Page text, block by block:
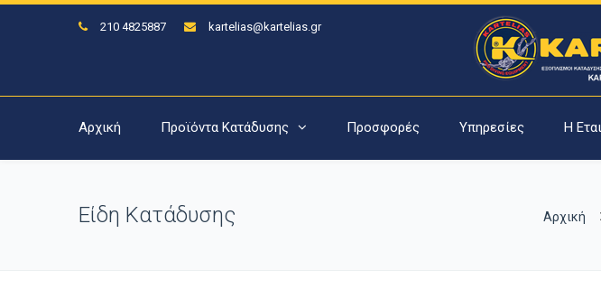
210 4825887 kartelias@kartelias.gr
Αρχική Προϊόντα Κατάδυσης Προσφορές Υπηρεσίες Η
Είδη Κατάδυσης Αρχική